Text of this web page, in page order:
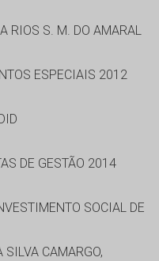
RIOS S. M. DO AMARAL
ESPECIAIS 2012
DE GESTÃO 2014
SOCIAL DE
SILVA CAMARGO,